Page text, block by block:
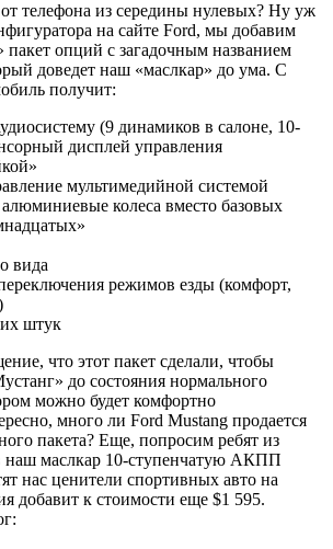
телефона из середины нулевых? Ну уж
на сайте Ford, мы добавим
опций с загадочным названием
доведет наш «маслкар» до ума. С
получит:
(9 динамиков в салоне, 10-
дисплей управления
мультимедийной системой
колеса вместо базовых
вида
режимов езды (комфорт,
штук
что этот пакет сделали, чтобы
до состояния нормального
можно будет комфортно
много ли Ford Mustang продается
пакета? Еще, попросим ребят из
наш маслкар 10-ступенчатую АКПП
нас ценители спортивных авто на
добавит к стоимости еще $1 595.